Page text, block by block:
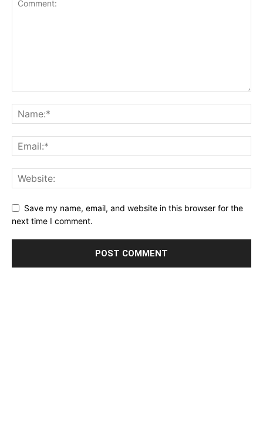
Save my name, email, and website in this browser for the
next time I comment.